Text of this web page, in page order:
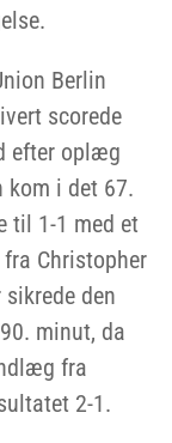
Berlin
scorede
efter oplæg
kom i det 67.
til 1-1 med et
Christopher
den
minut, da
fra
2-1.